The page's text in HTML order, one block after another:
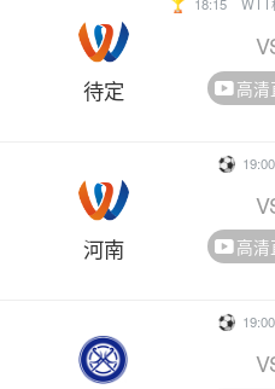
待定 高
19:00
河南 高
19:00